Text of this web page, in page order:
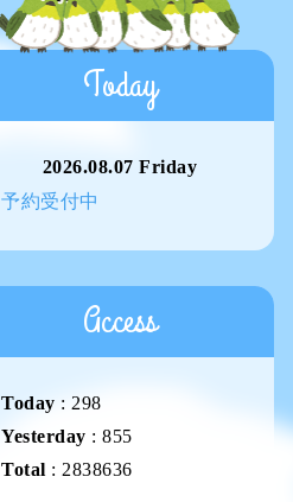
Today
2026.08.07 Friday
予約受付中
Access
Today : 298
Yesterday : 855
Total : 2838636